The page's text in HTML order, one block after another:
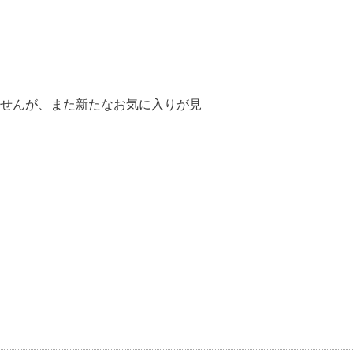
んが、また新たなお気に入りが見